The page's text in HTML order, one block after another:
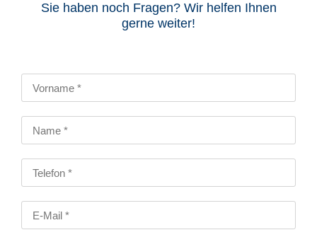
Sie haben noch Fragen? Wir helfen Ihnen
gerne weiter!​